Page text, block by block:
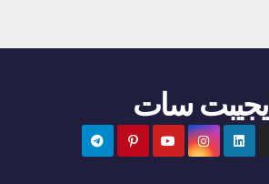
ايجيبت سات